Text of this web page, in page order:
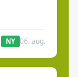
NY 06. aug.